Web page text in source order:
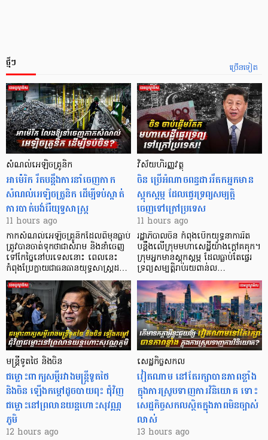
ច្រើនទៀត
ថ្មីៗ
សំណល់អេឡិចត្រូនិក
អាម៉េរិក រឹតបន្តឹងការនាំចេញកាក
សំណល់អេឡិចត្រូនិក ដើម្បីទប់ស្កាត់
ការបាត់បង់រ៉ែយុទ្ធសាស្ត្រ
11 hours ago
កាក​សំណល់​អេឡិច​ត្រូនិកដែល​ពីមុនធ្លាប់​
ត្រូវបានចាត់ទុកថាជាសំរាម និងនាំចេញ
ទៅកែច្នៃនៅបរទេស​នោះ ពេលនេះ
កំពុងប្រែក្លាយជាធនធានយុទ្ធសាស្ត្រដ…
វិស័យហិរញ្ញវត្ថុ
ចិន ប្រើ​អំណាចពន្ធដាររឹតកអ្នកមាន
ស្ដុកស្ដម្ភ ដែលផ្ទេរទ្រព្យសម្បត្តិ
ចេញទៅក្រៅប្រទេស
11 hours ago
រដ្ឋាភិបាលចិន កំពុងបើកយុទ្ធនាការរឹត
បន្តឹងលើក្រុមមហាសេដ្ឋី​យ៉ាង​ក្ដៅគគុក។
​ក្រុមអ្នកមានស្ដុកស្ដម្ភ ដែល​ធ្លាប់​តែផ្ទេរ
ទ្រព្យសម្បត្តិរាប់រយពាន់ល…
មន្ត្រីទូតថៃ និងចិន
ជម្លោះពាក្យសម្តីរវាងមន្ត្រីទូតថៃ
និងចិន ឡើងកម្ដៅដូចបាយពុះ ជុំវិញ
ជម្លោះនៅព្រលានយន្តហោះសុវណ្ណ
ភូមិ
12 hours ago
សេដ្ឋកិច្ចសកល
វៀតណាម នៅតែរក្សាបានភាពខ្លាំង
ក្នុងការស្រូបទាញការវិនិយោគ​ ទោះ
សេដ្ឋកិច្ចសកលស្ថិតក្នុងភាពមិនច្បាស់
លាស់
13 hours ago